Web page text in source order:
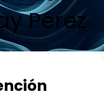
Pérez